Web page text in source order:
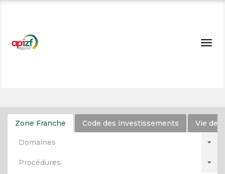
Zone Franche Code des investissements Vie de
Domaines
Procédures